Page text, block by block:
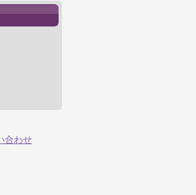
合わせ